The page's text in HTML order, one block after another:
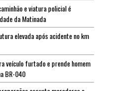
e viatura policial é
da Matinada
elevada após acidente no km
veículo furtado e prende homem
BR-040